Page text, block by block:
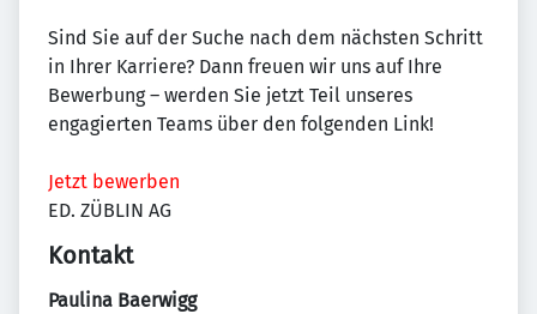
Sind Sie auf der Suche nach dem nächsten Schritt
in Ihrer Karriere? Dann freuen wir uns auf Ihre
Bewerbung – werden Sie jetzt Teil unseres
engagierten Teams über den folgenden Link!
Jetzt bewerben
ED. ZÜBLIN AG
Kontakt
Paulina Baerwigg